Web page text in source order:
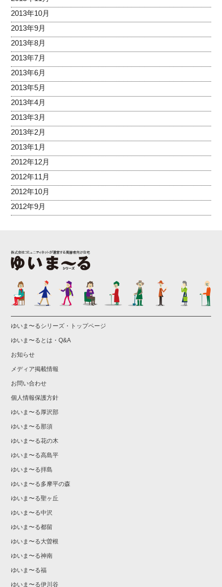
2013年10月
2013年9月
2013年8月
2013年7月
2013年6月
2013年5月
2013年4月
2013年3月
2013年2月
2013年1月
2012年12月
2012年11月
2012年10月
2012年9月
ゆいま〜るシリーズ・トップページ
ゆいま〜るとは・Q&A
お知らせ
メディア掲載情報
お問い合わせ
個人情報保護方針
ゆいま〜る厚沢部
ゆいま〜る那須
ゆいま〜る花の木
ゆいま〜る高島平
ゆいま〜る拝島
ゆいま〜る多摩平の森
ゆいま〜る聖ヶ丘
ゆいま〜る中沢
ゆいま〜る都留
ゆいま〜る大曽根
ゆいま〜る神南
ゆいま〜る福
ゆいま〜る伊川谷